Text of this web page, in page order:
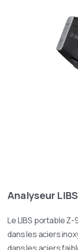
Analyseur
Le LIBS portable Z-
dans les aciers
dans les aciers